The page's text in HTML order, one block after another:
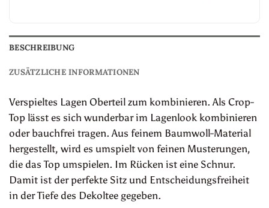
BESCHREIBUNG
ZUSÄTZLICHE INFORMATIONEN
Verspieltes Lagen Oberteil zum kombinieren. Als Crop-
Top lässt es sich wunderbar im Lagenlook kombinieren
oder bauchfrei tragen. Aus feinem Baumwoll-Material
hergestellt, wird es umspielt von feinen Musterungen,
die das Top umspielen. Im Rücken ist eine Schnur.
Damit ist der perfekte Sitz und Entscheidungsfreiheit
in der Tiefe des Dekoltee gegeben.